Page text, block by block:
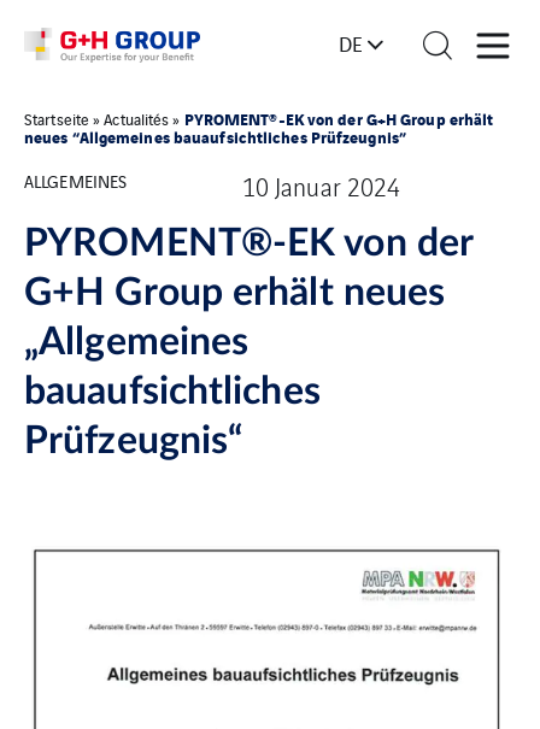
DE
Startseite »Actualités» PYROMENT®-EK von der G+H Group erhält
neues “Allgemeines bauaufsichtliches Prüfzeugnis”
ALLGEMEINES
10 Januar 2024
PYROMENT®-EK von der
G+H Group erhält neues
„Allgemeines
bauaufsichtliches
Prüfzeugnis“